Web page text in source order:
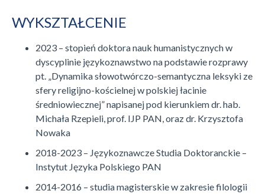
WYKSZTAŁCENIE
2023 – stopień doktora nauk humanistycznych w
dyscyplinie językoznawstwo na podstawie rozprawy
pt. „Dynamika słowotwórczo-semantyczna leksyki ze
sfery religijno-kościelnej w polskiej łacinie
średniowiecznej” napisanej pod kierunkiem dr. hab.
Michała Rzepieli, prof. IJP PAN, oraz dr. Krzysztofa
Nowaka
2018-2023 – Językoznawcze Studia Doktoranckie –
Instytut Języka Polskiego PAN
2014-2016 – studia magisterskie w zakresie filologii